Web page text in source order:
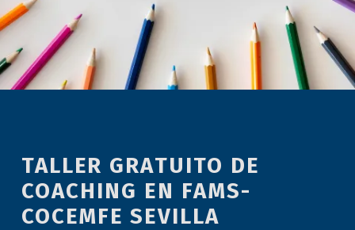
TALLER GRATUITO DE
COACHING EN FAMS-
COCEMFE SEVILLA